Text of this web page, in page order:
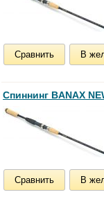
Сравнить В
Спиннинг BANAX
Сравнить В